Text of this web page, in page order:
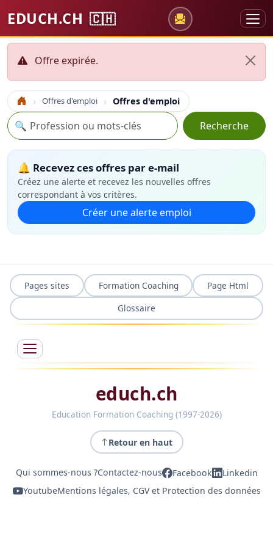
EDUCH.CH 🇨🇭
Offre expirée.
Accueil Offres d'emploi Offres d'emploi
Recherche
🔍 Recherche
🔔 Recevez ces offres par e-mail
Créez une alerte et recevez les nouvelles offres
correspondant à vos critères.
Créer une alerte emploi
Pages sites Formation Coaching
Page Html
Glossaire
educh.ch
Education Formation Coaching (1997-2026)
Retour en haut
Qui sommes-nous ?Contactez-nous Facebook
Linkedin
YoutubeMentions légales, CGV et Protection des données